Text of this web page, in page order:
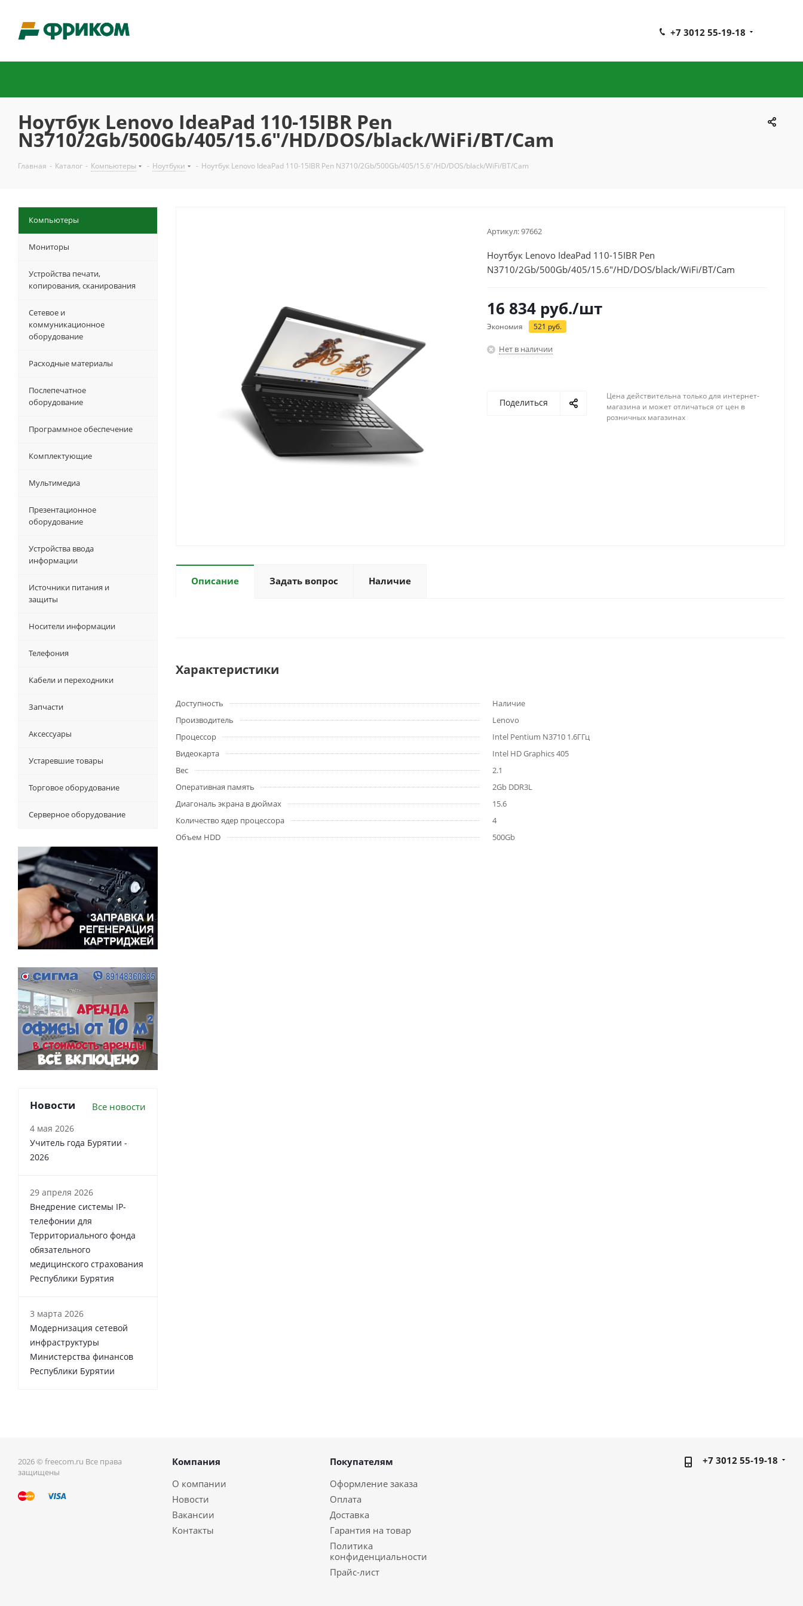
+7 3012 55-19-18
Ноутбук Lenovo IdeaPad 110-15IBR Pen
N3710/2Gb/500Gb/405/15.6"/HD/DOS/black/WiFi/BT/Cam
Главная - Каталог - Компьютеры - Ноутбуки - Ноутбук Lenovo IdeaPad 110-15IBR Pen N3710/2Gb/500Gb/405/15.6"/HD/DOS/black/WiFi/BT/Cam
Артикул:97662
Ноутбук Lenovo IdeaPad 110-15IBR Pen
N3710/2Gb/500Gb/405/15.6"/HD/DOS/black/WiFi/BT/Cam
16 834 руб./шт
Экономия 521 руб.
Нет в наличии
Поделиться
Цена действительна только для интернет-
магазина и может отличаться от цен в
розничных магазинах
Описание Задать вопрос Наличие
Характеристики
Доступность
Наличие
Производитель
Lenovo
Процессор
Intel Pentium N3710 1.6ГГц
Видеокарта
Intel HD Graphics 405
Вес
2.1
Оперативная память
2Gb DDR3L
Диагональ экрана в дюймах
15.6
Количество ядер процессора
4
Объем HDD
500Gb
Компьютеры
Мониторы
Устройства печати,
копирования, сканирования
Сетевое и
коммуникационное
оборудование
Расходные материалы
Послепечатное
оборудование
Программное обеспечение
Комплектующие
Мультимедиа
Презентационное
оборудование
Устройства ввода
информации
Источники питания и
защиты
Носители информации
Телефония
Кабели и переходники
Запчасти
Аксессуары
Устаревшие товары
Торговое оборудование
Серверное оборудование
Новости Все новости
4 мая 2026
Учитель года Бурятии -
2026
29 апреля 2026
Внедрение системы IP-
телефонии для
Территориального фонда
обязательного
медицинского страхования
Республики Бурятия
3 марта 2026
Модернизация сетевой
инфраструктуры
Министерства финансов
Республики Бурятии
2026 © freecom.ru Все права
защищены
Компания
О компании
Новости
Вакансии
Контакты
Покупателям
Оформление заказа
Оплата
Доставка
Гарантия на товар
Политика
конфиденциальности
Прайс-лист
+7 3012 55-19-18